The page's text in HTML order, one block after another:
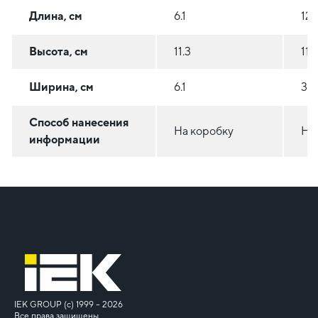
Длина, см 6.1
Высота, см 11.3 11.3
Ширина, см 6.1
Способ нанесения
информации
На коробку На
IEK GROUP (c) 1999 – 2026